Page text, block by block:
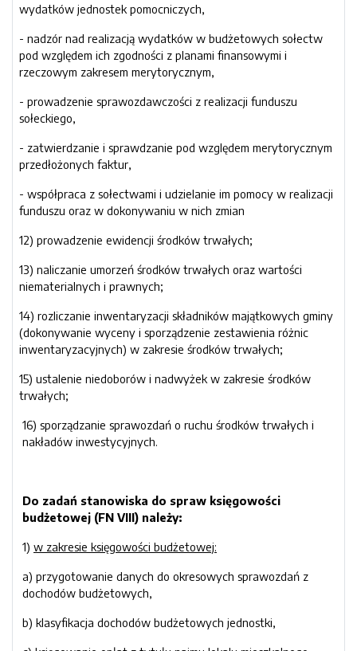
wydatków jednostek pomocniczych,
- nadzór nad realizacją wydatków w budżetowych sołectw
pod względem ich zgodności z planami finansowymi i
rzeczowym zakresem merytorycznym,
- prowadzenie sprawozdawczości z realizacji funduszu
sołeckiego,
- zatwierdzanie i sprawdzanie pod względem merytorycznym
przedłożonych faktur,
- współpraca z sołectwami i udzielanie im pomocy w realizacji
funduszu oraz w dokonywaniu w nich zmian
12) prowadzenie ewidencji środków trwałych;
13) naliczanie umorzeń środków trwałych oraz wartości
niematerialnych i prawnych;
14) rozliczanie inwentaryzacji składników majątkowych gminy
(dokonywanie wyceny i sporządzenie zestawienia różnic
inwentaryzacyjnych) w zakresie środków trwałych;
15) ustalenie niedoborów i nadwyżek w zakresie środków
trwałych;
16) sporządzanie sprawozdań o ruchu środków trwałych i
nakładów inwestycyjnych.
Do zadań stanowiska do spraw księgowości
budżetowej (FN VIII) należy:
1) w zakresie księgowości budżetowej:
a) przygotowanie danych do okresowych sprawozdań z
dochodów budżetowych,
b) klasyfikacja dochodów budżetowych jednostki,